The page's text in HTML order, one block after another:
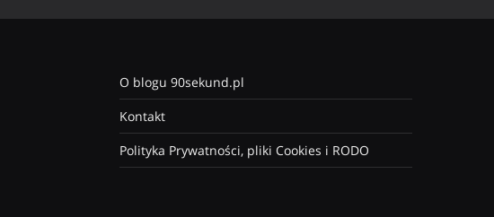
O blogu 90sekund.pl
Kontakt
Polityka Prywatności, pliki Cookies i RODO